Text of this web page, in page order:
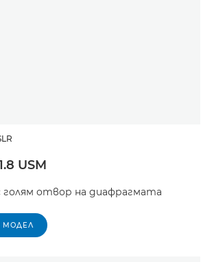
USM
голям отвор на диафрагмата
МОДЕЛ